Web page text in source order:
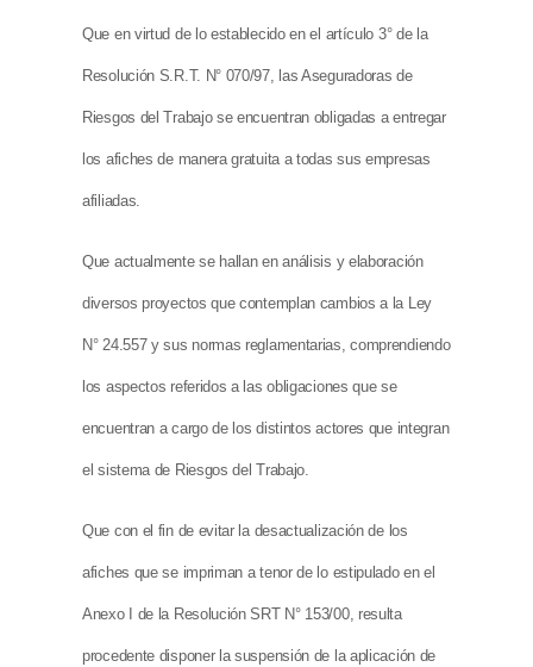
Que en virtud de lo establecido en el artículo 3° de la
Resolución S.R.T. N° 070/97, las Aseguradoras de
Riesgos del Trabajo se encuentran obligadas a entregar
los afiches de manera gratuita a todas sus empresas
afiliadas.
Que actualmente se hallan en análisis y elaboración
diversos proyectos que contemplan cambios a la Ley
N° 24.557 y sus normas reglamentarias, comprendiendo
los aspectos referidos a las obligaciones que se
encuentran a cargo de los distintos actores que integran
el sistema de Riesgos del Trabajo.
Que con el fin de evitar la desactualización de los
afiches que se impriman a tenor de lo estipulado en el
Anexo I de la Resolución SRT N° 153/00, resulta
procedente disponer la suspensión de la aplicación de